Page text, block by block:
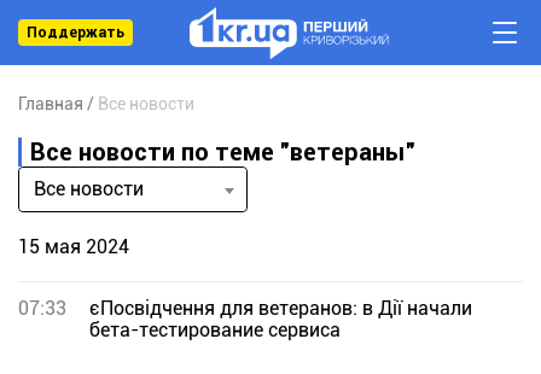
Поддержать
Главная Все новости
Все новости по теме "ветераны"
Все новости
15 мая 2024
07:33
єПосвідчення для ветеранов: в Дії начали
бета-тестирование сервиса